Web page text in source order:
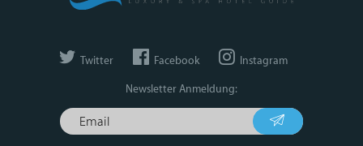
Twitter Facebook Instagram
Newsletter Anmeldung: